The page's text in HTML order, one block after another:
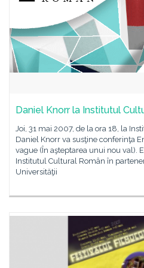
Daniel Knorr la Institutul
Joi, 31 mai 2007, de la ora 18, la
Daniel Knorr va susţine conferinţa
vague (În aşteptarea unui nou val).
Institutul Cultural Român în
Universităţii